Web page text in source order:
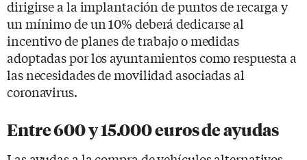
dirigirse a la implantación de puntos de recarga y
un mínimo de un 10% deberá dedicarse al
incentivo de planes de trabajo o medidas
adoptadas por los ayuntamientos como respuesta a
las necesidades de movilidad asociadas al
coronavirus.
Entre 600 y 15.000 euros de ayudas